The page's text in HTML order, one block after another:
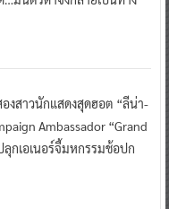
งสาวนักแสดงสุดฮอต “ลีน่า-
Ambassador “Grand
ลุกเอเนอร์จี้มหกรรมช้อปก